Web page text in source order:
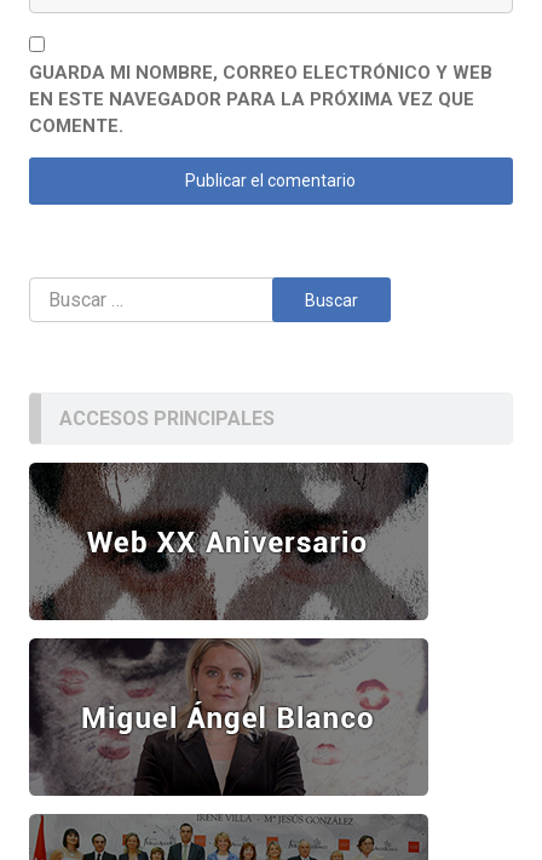
GUARDA MI NOMBRE, CORREO ELECTRÓNICO Y WEB
EN ESTE NAVEGADOR PARA LA PRÓXIMA VEZ QUE
COMENTE.
Buscar:
ACCESOS PRINCIPALES